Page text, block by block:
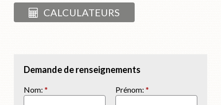
CALCULATEURS
Demande de renseignements
Nom: * Prénom: *